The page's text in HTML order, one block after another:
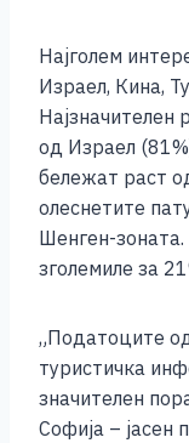
Најголем
Израел, Кина,
Најзначителен
од Израел
бележат раст
олеснетите
Шенген-зоната.
зголемиле за
„Податоците
туристичка
значителен
Софија – јасен